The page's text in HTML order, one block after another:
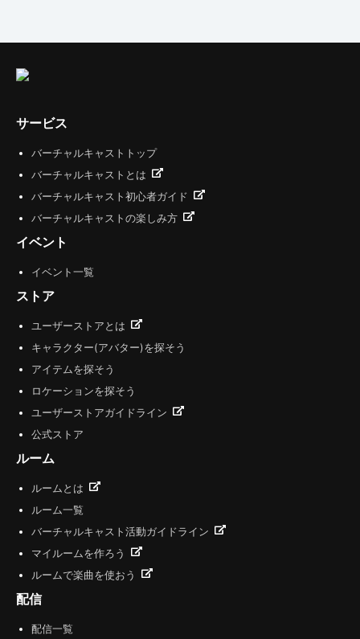
サービス
バーチャルキャストトップ
バーチャルキャストとは
バーチャルキャスト初心者ガイド
バーチャルキャストの楽しみ方
イベント
イベント一覧
ストア
ユーザーストアとは
キャラクター(アバター)を探そう
アイテムを探そう
ロケーションを探そう
ユーザーストアガイドライン
公式ストア
ルーム
ルームとは
ルーム一覧
バーチャルキャスト活動ガイドライン
マイルームを作ろう
ルームで楽曲を使おう
配信
配信一覧